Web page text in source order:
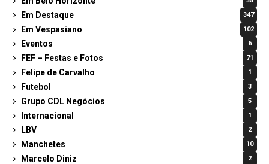
Em Destaque 347
Em Vespasiano 102
Eventos 6
FEF – Festas e Fotos 71
Felipe de Carvalho 1
Futebol 3
Grupo CDL Negócios 5
Internacional 1
LBV 2
Manchetes 10
Marcelo Diniz 2